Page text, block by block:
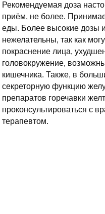
Рекомендуемая доза
приём, не более.
еды. Более высокие дозы
нежелательны, так как
покраснение лица,
головокружение,
кишечника. Также, в
секреторную функцию
препаратов горечавки
проконсультироваться с
терапевтом.